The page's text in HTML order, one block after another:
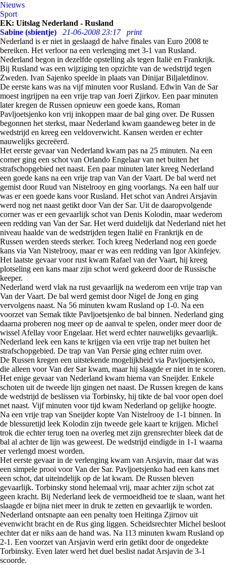
Nieuws
Sport
EK: Uitslag Nederland - Rusland
Sabine (sbientje)
21-06-2008 23:17
print
Nederland is er niet in geslaagd de halve finales van Euro 2008 te
bereiken. Het verloor na een verlenging met 3-1 van Rusland.
Nederland begon in dezelfde opstelling als tegen Italië en Frankrijk.
Bij Rusland was een wijziging ten opzichte van de wedstrijd tegen
Zweden. Ivan Sajenko speelde in plaats van Dinijar Biljaletdinov.
De eerste kans was na vijf minuten voor Rusland. Edwin Van de Sar
moest ingrijpen na een vrije trap van Joeri Zjirkov. Een paar minuten
later kregen de Russen opnieuw een goede kans, Roman
Pavljoetsjenko kon vrij inkoppen maar de bal ging over. De Russen
begonnen het sterkst, maar Nederland kwam gaandeweg beter in de
wedstrijd en kreeg een veldoverwicht. Kansen werden er echter
nauwelijks gecreëerd.
Het eerste gevaar van Nederland kwam pas na 25 minuten. Na een
corner ging een schot van Orlando Engelaar van net buiten het
strafschopgebied net naast. Een paar minuten later kreeg Nederland
een goede kans na een vrije trap van Van der Vaart. De bal werd net
gemist door Ruud van Nistelrooy en ging voorlangs. Na een half uur
was er een goede kans voor Rusland. Het schot van Andrei Arsjavin
werd nog net naast getikt door Van der Sar. Uit de daaropvolgende
corner was er een gevaarlijk schot van Denis Kolodin, maar wederom
een redding van Van der Sar. Het werd duidelijk dat Nederland niet het
niveau haalde van de wedstrijden tegen Italië en Frankrijk en de
Russen werden steeds sterker. Toch kreeg Nederland nog een goede
kans via Van Nistelrooy, maar er was een redding van Igor Akinfejev.
Het laatste gevaar voor rust kwam Rafael van der Vaart, hij kreeg
plotseling een kans maar zijn schot werd gekeerd door de Russische
keeper.
Nederland werd vlak na rust gevaarlijk na wederom een vrije trap van
Van der Vaart. De bal werd gemist door Nigel de Jong en ging
vervolgens naast. Na 56 minuten kwam Rusland op 1-0. Na een
voorzet van Semak tikte Pavljoetsjenko de bal binnen. Nederland ging
daarna proberen nog meer op de aanval te spelen, onder meer door de
wissel Afellay voor Engelaar. Het werd echter nauwelijks gevaarlijk.
Nederland leek een kans te krijgen via een vrije trap net buiten het
strafschopgebied. De trap van Van Persie ging echter ruim over.
De Russen kregen een uitstekende mogelijkheid via Pavljoetsjenko,
die alleen voor Van der Sar kwam, maar hij slaagde er niet in te scoren.
Het enige gevaar van Nederland kwam hierna van Sneijder. Enkele
schoten uit de tweede lijn gingen net naast. De Russen kregen de kans
de wedstrijd de beslissen via Torbinsky, hij tikte de bal voor open doel
net naast. Vijf minuten voor tijd kwam Nederland op gelijke hoogte.
Na een vrije trap van Sneijder kopte Van Nistelrooy de 1-1 binnen. In
de blessuretijd leek Kolodin zijn tweede gele kaart te krijgen. Michel
trok die echter terug toen na overleg met zijn grensrechter bleek dat de
bal al achter de lijn was geweest. De wedstrijd eindigde in 1-1 waarna
er verlengd moest worden.
Het eerste gevaar in de verlenging kwam van Arsjavin, maar dat was
een simpele prooi voor Van der Sar. Pavljoetsjenko had een kans met
een schot, dat uiteindelijk op de lat kwam. De Russen bleven
gevaarlijk. Torbinsky stond helemaal vrij, maar achter zijn schot zat
geen kracht. Bij Nederland leek de vermoeidheid toe te slaan, want het
slaagde er bijna niet meer in druk te zetten en gevaarlijk te worden.
Nederland ontsnapte aan een penalty toen Heitinga Zjirnov uit
evenwicht bracht en de Rus ging liggen. Scheidsrechter Michel besloot
echter dat er niks aan de hand was. Na 113 minuten kwam Rusland op
2-1. Een voorzet van Arsjavin werd erin getikt door de ongedekte
Torbinsky. Even later werd het duel beslist nadat Arsjavin de 3-1
scoorde.